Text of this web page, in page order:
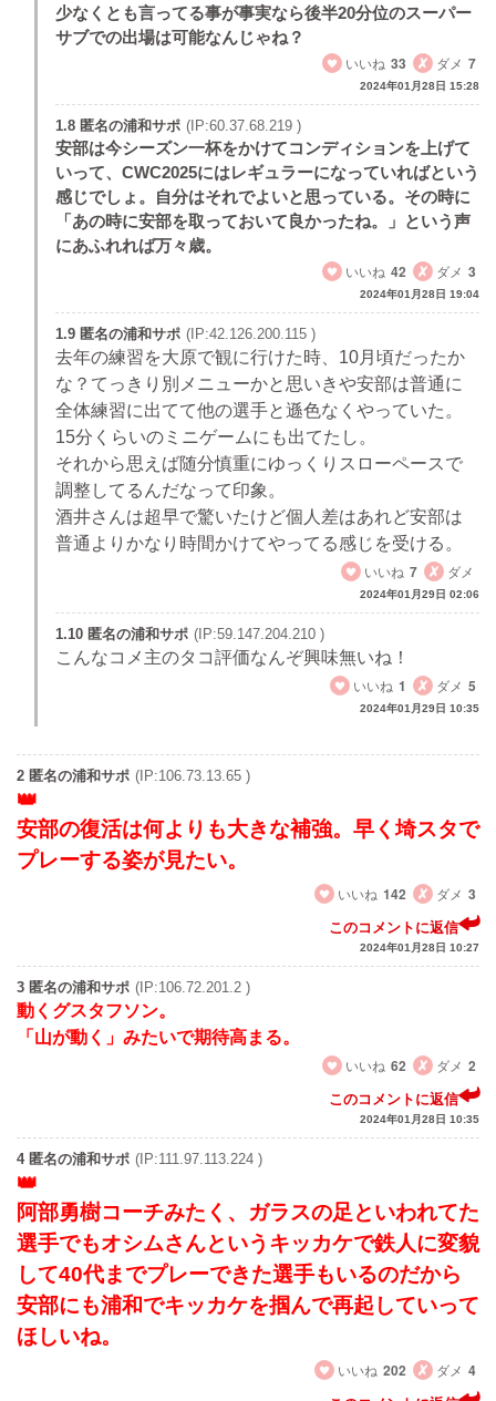
少なくとも言ってる事が事実なら後半20分位のスーパー
サブでの出場は可能なんじゃね？
いいね 33 ダメ 7
2024年01月28日 15:28
1.8 匿名の浦和サポ (IP:60.37.68.219 )
安部は今シーズン一杯をかけてコンディションを上げて
いって、CWC2025にはレギュラーになっていればという
感じでしょ。自分はそれでよいと思っている。その時に
「あの時に安部を取っておいて良かったね。」という声
にあふれれば万々歳。
いいね 42 ダメ 3
2024年01月28日 19:04
1.9 匿名の浦和サポ (IP:42.126.200.115 )
去年の練習を大原で観に行けた時、10月頃だったか
な？てっきり別メニューかと思いきや安部は普通に
全体練習に出てて他の選手と遜色なくやっていた。
15分くらいのミニゲームにも出てたし。
それから思えば随分慎重にゆっくりスローペースで
調整してるんだなって印象。
酒井さんは超早で驚いたけど個人差はあれど安部は
普通よりかなり時間かけてやってる感じを受ける。
いいね 7 ダメ
2024年01月29日 02:06
1.10 匿名の浦和サポ (IP:59.147.204.210 )
こんなコメ主のタコ評価なんぞ興味無いね！
いいね 1 ダメ 5
2024年01月29日 10:35
2 匿名の浦和サポ (IP:106.73.13.65 )
安部の復活は何よりも大きな補強。早く埼スタで
プレーする姿が見たい。
いいね 142 ダメ 3
このコメントに返信
2024年01月28日 10:27
3 匿名の浦和サポ (IP:106.72.201.2 )
動くグスタフソン。
「山が動く」みたいで期待高まる。
いいね 62 ダメ 2
このコメントに返信
2024年01月28日 10:35
4 匿名の浦和サポ (IP:111.97.113.224 )
阿部勇樹コーチみたく、ガラスの足といわれてた
選手でもオシムさんというキッカケで鉄人に変貌
して40代までプレーできた選手もいるのだから
安部にも浦和でキッカケを掴んで再起していって
ほしいね。
いいね 202 ダメ 4